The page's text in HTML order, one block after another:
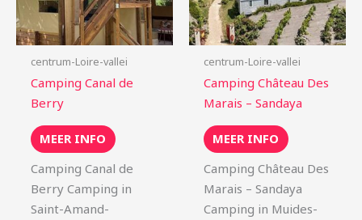
centrum-Loire-vallei
Camping Canal de
Berry
MEER INFO
Camping Canal de
Berry Camping in
Saint-Amand-
centrum-Loire-vallei
Camping Château Des
Marais – Sandaya
MEER INFO
Camping Château Des
Marais – Sandaya
Camping in Muides-